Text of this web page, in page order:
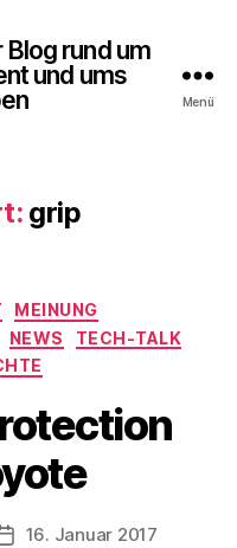
rund um
und ums
Menü
grip
MEINUNG
NEWS
TECH-TALK
Veröffentlichungsdatum
16. Januar 2017